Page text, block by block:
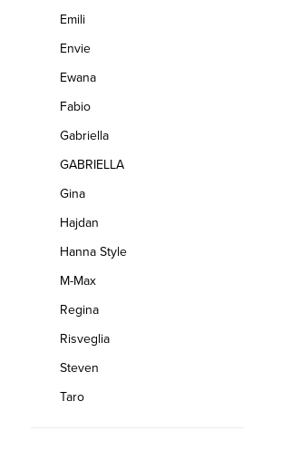
Emili
Envie
Ewana
Fabio
Gabriella
GABRIELLA
Gina
Hajdan
Hanna Style
M-Max
Regina
Risveglia
Steven
Taro